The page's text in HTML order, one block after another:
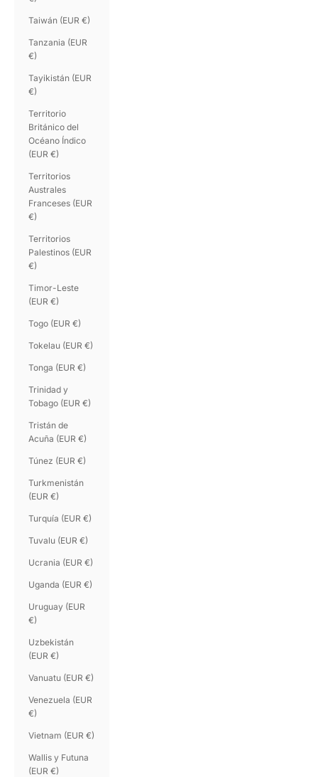
Taiwán (EUR €)
Tanzania (EUR
€)
Tayikistán (EUR
€)
Territorio
Británico del
Océano Índico
(EUR €)
Territorios
Australes
Franceses (EUR
€)
Territorios
Palestinos (EUR
€)
Timor-Leste
(EUR €)
Togo (EUR €)
Tokelau (EUR €)
Tonga (EUR €)
Trinidad y
Tobago (EUR €)
Tristán de
Acuña (EUR €)
Túnez (EUR €)
Turkmenistán
(EUR €)
Turquía (EUR €)
Tuvalu (EUR €)
Ucrania (EUR €)
Uganda (EUR €)
Uruguay (EUR
€)
Uzbekistán
(EUR €)
Vanuatu (EUR €)
Venezuela (EUR
€)
Vietnam (EUR €)
Wallis y Futuna
(EUR €)